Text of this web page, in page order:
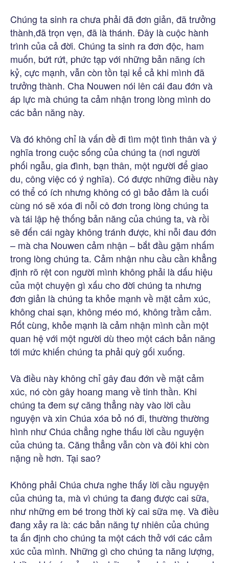
Chúng ta sinh ra chưa phải đã đơn giản, đã trưởng
thành,đã trọn vẹn, đã là thánh. Đây là cuộc hành
trình của cả đời. Chúng ta sinh ra đơn độc, ham
muốn, bứt rứt, phức tạp với những bản năng ích
kỷ, cực mạnh, vẫn còn tồn tại kể cả khi mình đã
trưởng thành. Cha Nouwen nói lên cái đau đớn và
áp lực mà chúng ta cảm nhận trong lòng mình do
các bản năng này.
Và đó không chỉ là vấn đề đi tìm một tình thân và ý
nghĩa trong cuộc sống của chúng ta (nơi người
phối ngẫu, gia đình, bạn thân, một người để giao
du, công việc có ý nghĩa). Có được những điều này
có thể có ích nhưng không có gì bảo đảm là cuối
cùng nó sẽ xóa đi nỗi cô đơn trong lòng chúng ta
và tái lập hệ thống bản năng của chúng ta, và rồi
sẽ đến cái ngày không tránh được, khi nỗi đau đớn
– mà cha Nouwen cảm nhận – bắt đầu gặm nhấm
trong lòng chúng ta. Cảm nhận nhu cầu cần khẳng
định rõ rệt con người mình không phải là dấu hiệu
của một chuyện gì xấu cho đời chúng ta nhưng
đơn giản là chúng ta khỏe mạnh về mặt cảm xúc,
không chai sạn, không méo mó, không trầm cảm.
Rốt cùng, khỏe mạnh là cảm nhận mình cần một
quan hệ với một người dù theo một cách bản năng
tới mức khiến chúng ta phải quỳ gối xuống.
Và điều này không chỉ gây đau đớn về mặt cảm
xúc, nó còn gây hoang mang về tinh thần. Khi
chúng ta đem sự căng thẳng này vào lời cầu
nguyện và xin Chúa xóa bỏ nó đi, thường thường
hình như Chúa chẳng nghe thấu lời cầu nguyện
của chúng ta. Căng thẳng vẫn còn và đôi khi còn
nặng nề hơn. Tại sao?
Không phải Chúa chưa nghe thấy lời cầu nguyện
của chúng ta, mà vì chúng ta đang được cai sữa,
như những em bé trong thời kỳ cai sữa mẹ. Và điều
đang xảy ra là: các bản năng tự nhiên của chúng
ta ấn định cho chúng ta một cách thở với các cảm
xúc của mình. Những gì cho chúng ta năng lượng,